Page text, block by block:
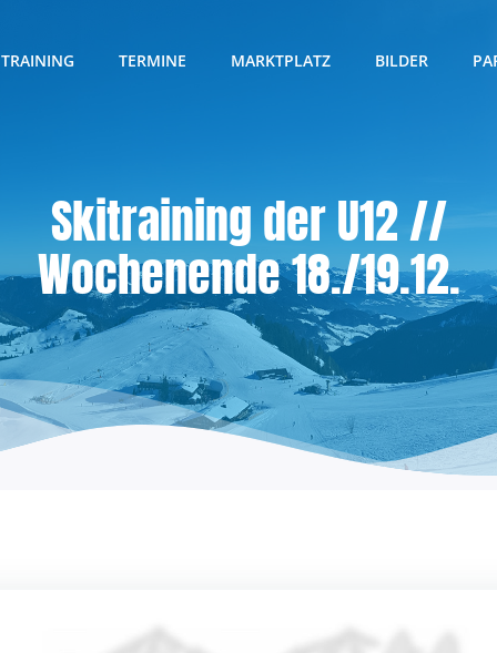
TRAINING TERMINE MARKTPLATZ BILDER
Skitraining der U12 //
Wochenende 18./19.12.